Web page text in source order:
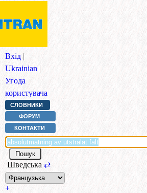
Вхід |
Ukrainian |
Угода
користувача
СЛОВНИКИ
ФОРУМ
КОНТАКТИ
Шведська ⇄
+